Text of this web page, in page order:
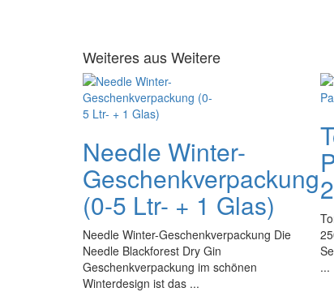
Weiteres aus Weitere
Needle Winter-
Geschenkverpackung
(0-5 Ltr- + 1 Glas)
Needle Winter-Geschenkverpackung Die
Needle Blackforest Dry Gin
Geschenkverpackung im schönen
Winterdesign ist das ...
...